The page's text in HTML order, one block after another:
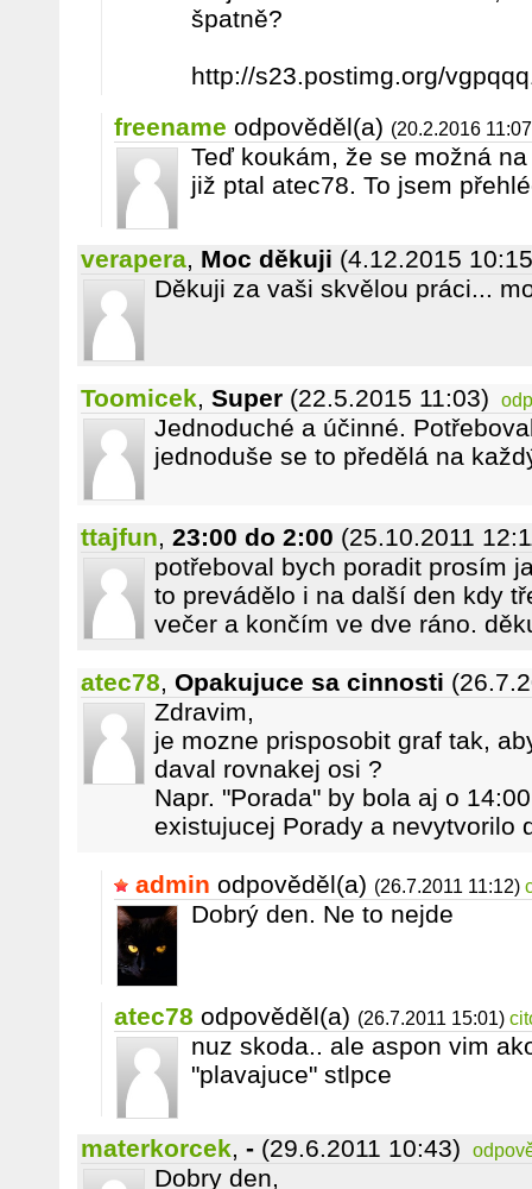
špatně?
http://s23.postimg.org/
freename odpověděl(a) (20.2.2016
Teď koukám, že se možná
již ptal atec78. To jsem
verapera, Moc děkuji (4.12.2015
Děkuji za vaši skvělou práci...
Toomicek, Super (22.5.2015 11:03)
Jednoduché a účinné.
jednoduše se to předělá na
ttajfun, 23:00 do 2:00 (25.10.2011
potřeboval bych poradit prosím
to prevádělo i na další den kdy
večer a končím ve dve ráno.
atec78, Opakujuce sa cinnosti
Zdravim,
je mozne prisposobit graf tak,
daval rovnakej osi ?
Napr. "Porada" by bola aj o
existujucej Porady a nevytvorilo
admin odpověděl(a) (26.7.2011 11:12)
Dobrý den. Ne to nejde
atec78 odpověděl(a) (26.7.2011 15:01)
nuz skoda.. ale aspon vim
"plavajuce" stlpce
materkorcek, - (29.6.2011 10:43)
Dobry den,